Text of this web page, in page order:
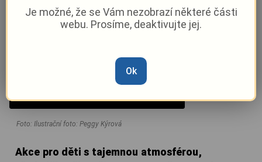
Foto: Ilustrační foto: Peggy Kýrová
Akce pro děti s tajemnou atmosférou,
Je možné, že se Vám nezobrazí některé části
webu. Prosíme, deaktivujte jej.
Ok